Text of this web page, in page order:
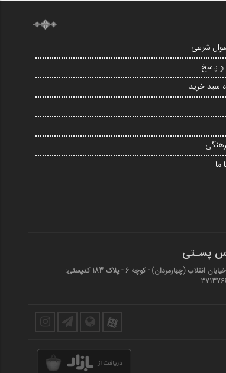
شرعی
پاسخ
سبد خرید
ما
پسـتی
قم - خیابان انقلاب (چهارمردان)‌ - کوچه 6 - پلاک 183 کدپستی: